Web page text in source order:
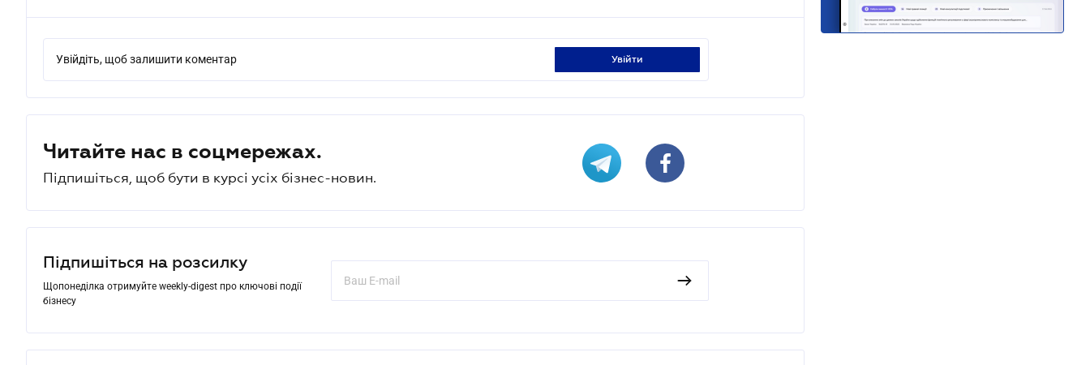
Увійдіть, щоб залишити коментар увійти
Читайте нас в соцмережах.
Підпишіться, щоб бути в курсі усіх бізнес-новин.
Підпишіться на розсилку
Щопонеділка отримуйте weekly-digest про ключові події
бізнесу